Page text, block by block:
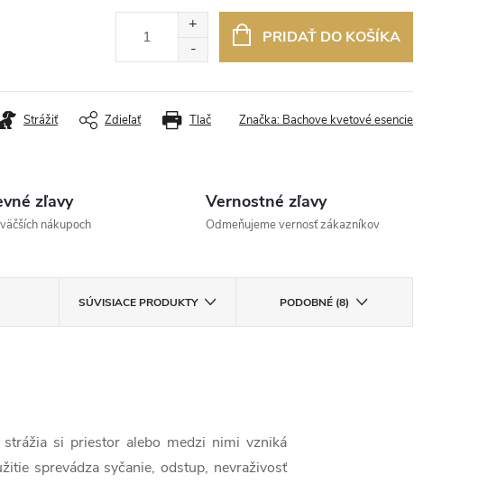
PRIDAŤ DO KOŠÍKA
Tlač
Strážiť Zdieľať Značka: Bachove kvetové esencie
zľavy
nákupoch
Vernostné zľavy
Odmeňujeme vernosť zákazníkov
SÚVISIACE PRODUKTY PODOBNÉ (8)
si priestor alebo medzi nimi vzniká
sprevádza syčanie, odstup, nevraživosť